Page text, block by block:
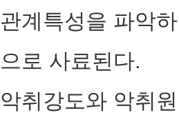
관계특성을 파악
으로 사료된다.
악취강도와 악취